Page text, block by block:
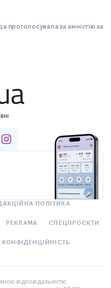
проголосувала за амністію за
ПОЛІТИКА
РЕКЛАМА СПЕЦПРОЄКТИ
КОНФІДЕНЦІЙНІСТЬ
відповідальністю